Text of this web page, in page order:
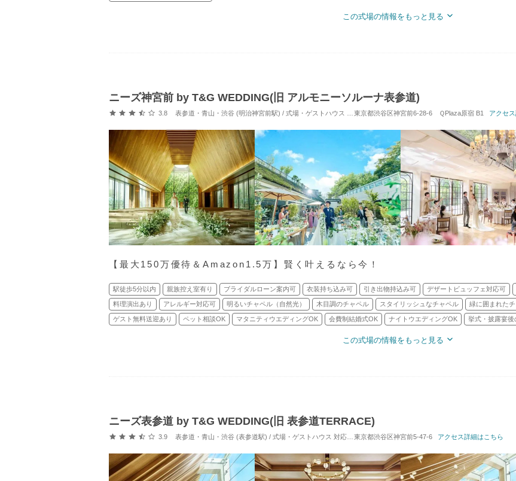
この式場の情報をもっと見る
ニーズ神宮前 by T&G WEDDING(旧 アルモニーソルーナ表参道)
口コミ評価
3.8 表参道・青山・渋谷 (明治神宮前駅) / 式場・ゲストハウス 対応人数: 着席：10名 ～ 120名 挙式スタイル: 教会式(キ
東京都渋谷区神宮前6-28-6 ＱPlaza原宿 B1 アクセ
【最⼤150万優待＆Amazon1.5万】賢く叶えるなら今！
駅徒歩5分以内 親族控え室有り ブライダルローン案内可 衣装持ち込み可 引き出物持込み可 デザートビュッフェ対応可
料理演出あり アレルギー対応可 明るいチャペル（自然光） 木目調のチャペル スタイリッシュなチャペル 緑に囲まれた
ゲスト無料送迎あり ペット相談OK マタニティウエディングOK 会費制結婚式OK ナイトウエディングOK 挙式・披露宴
この式場の情報をもっと見る
ニーズ表参道 by T&G WEDDING(旧 表参道TERRACE)
口コミ評価
3.9 表参道・青山・渋谷 (表参道駅) / 式場・ゲストハウス 対応人数: 着席：10名 ～ 122名 挙式スタイル: 教会式(キリス
東京都渋谷区神宮前5-47-6 アクセス詳細はこちら